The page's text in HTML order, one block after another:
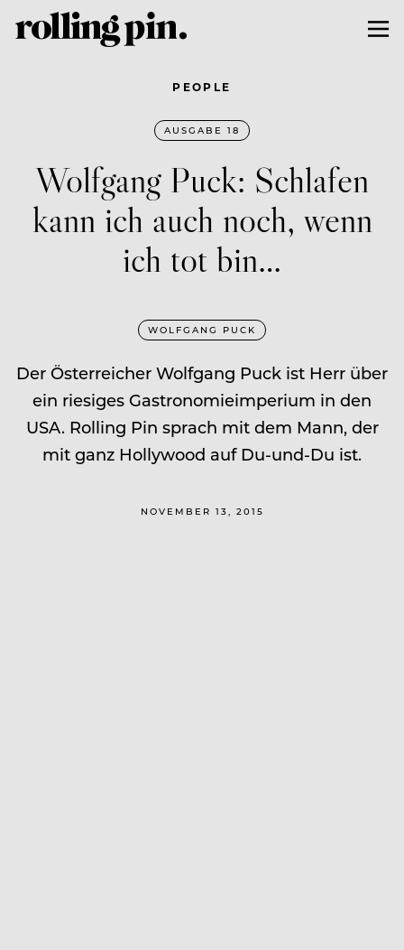
PEOPLE
AUSGABE 18
Wolfgang Puck: Schlafen
kann ich auch noch, wenn
ich tot bin…
WOLFGANG PUCK
Der Österreicher Wolfgang Puck ist Herr über
ein riesiges Gastronomieimperium in den
USA. Rolling Pin sprach mit dem Mann, der
mit ganz Hollywood auf Du-und-Du ist.
NOVEMBER 13, 2015